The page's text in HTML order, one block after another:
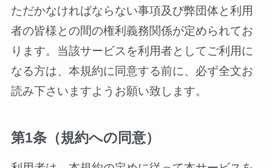
ただかなければならない事項及び弊団体と利用
者の皆様との間の権利義務関係が定められてお
ります。当該サービスを利用者としてご利用に
なる方は、本規約に同意する前に、必ず全文お
読み下さいますようお願い致します。
第1条（規約への同意）